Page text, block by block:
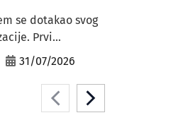
se dotakao svog
Prvi...
31/07/2026